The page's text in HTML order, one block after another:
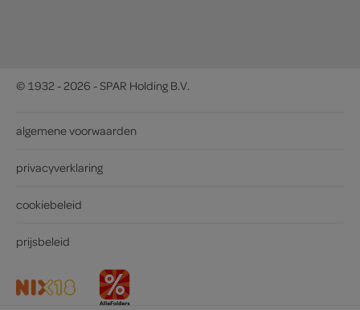
© 1932 - 2026 - SPAR Holding B.V.
algemene voorwaarden
privacyverklaring
cookiebeleid
prijsbeleid